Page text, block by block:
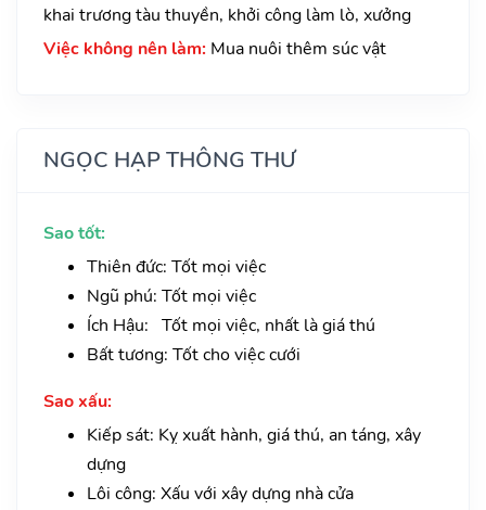
khai trương tàu thuyền, khởi công làm lò, xưởng
Việc không nên làm: Mua nuôi thêm súc vật
NGỌC HẠP THÔNG THƯ
Sao tốt:
Thiên đức: Tốt mọi việc
Ngũ phú: Tốt mọi việc
Ích Hậu: Tốt mọi việc, nhất là giá thú
Bất tương: Tốt cho việc cưới
Sao xấu:
Kiếp sát: Kỵ xuất hành, giá thú, an táng, xây
dựng
Lôi công: Xấu với xây dựng nhà cửa